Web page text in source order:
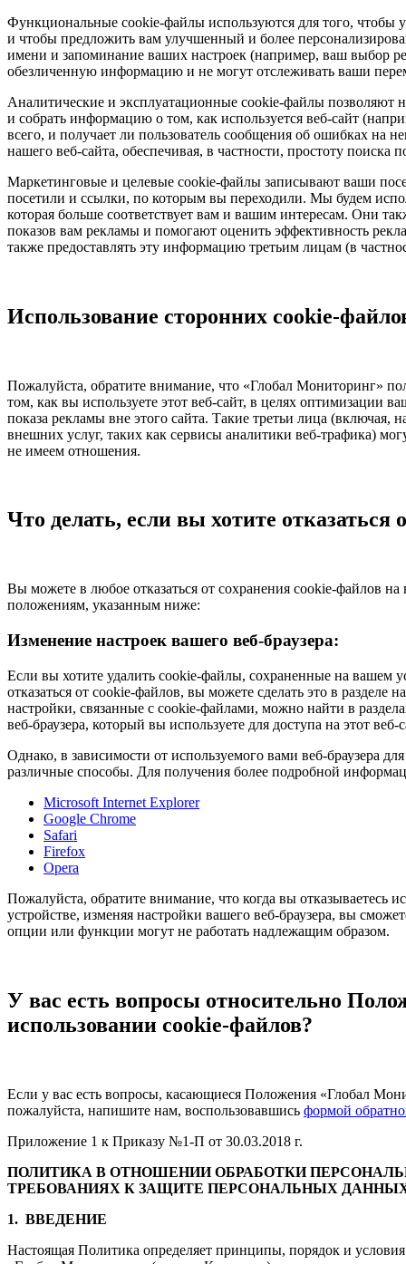
Функциональные cookie-файлы используются для того, чтобы
и чтобы предложить вам улучшенный и более
имени и запоминание ваших настроек (например, ваш выбор
обезличенную информацию и не могут отслеживать ваши
Аналитические и эксплуатационные cookie-файлы позволяют
и собрать информацию о том, как используется веб-сайт
всего, и получает ли пользователь сообщения об ошибках на
нашего веб-сайта, обеспечивая, в частности, простоту поиска
Маркетинговые и целевые cookie-файлы записывают ваши
посетили и ссылки, по которым вы переходили. Мы будем
которая больше соответствует вам и вашим интересам. Они
показов вам рекламы и помогают оценить эффективность
также предоставлять эту информацию третьим лицам (в
Использование сторонних cookie-
Пожалуйста, обратите внимание, что «Глобал Мониторинг»
том, как вы используете этот веб-сайт, в целях оптимизации
показа рекламы вне этого сайта. Такие третьи лица
внешних услуг, таких как сервисы аналитики веб-трафика)
не имеем отношения.
Что делать, если вы хотите
Вы можете в любое отказаться от сохранения cookie-файлов
положениям, указанным ниже:
Изменение настроек вашего веб-браузера:
Если вы хотите удалить cookie-файлы, сохраненные на вашем
отказаться от cookie-файлов, вы можете сделать это в
настройки, связанные с cookie-файлами, можно найти в
веб-браузера, который вы используете для доступа на этот веб-
Однако, в зависимости от используемого вами веб-браузера
различные способы. Для получения более подробной
Microsoft Internet Explorer
Google Chrome
Safari
Firefox
Opera
Пожалуйста, обратите внимание, что когда вы отказываетесь
устройстве, изменяя настройки вашего веб-браузера, вы
опции или функции могут не работать надлежащим образом.
У вас есть вопросы относительно
использовании cookie-файлов?
Если у вас есть вопросы, касающиеся Положения «Глобал
пожалуйста, напишите нам, воспользовавшись формой
Приложение 1 к Приказу №1-П от 30.03.2018 г.
ПОЛИТИКА В ОТНОШЕНИИ ОБРАБОТКИ
ТРЕБОВАНИЯХ К ЗАЩИТЕ ПЕРСОНАЛЬНЫХ
1. ВВЕДЕНИЕ
Настоящая Политика определяет принципы, порядок и